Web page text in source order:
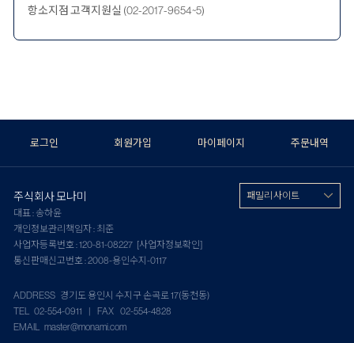
항소지점 고객지원실 (02-2017-9654~5)
로그인 회원가입 마이페이지 주문내역
주식회사 모나미
대표 : 송하윤
개인정보관리책임자 : 최준
사업자등록번호 : 120-81-08227 [사업자정보확인]
통신판매신고번호 : 2008-용인수지-0117
ADDRESS 경기도 용인시 수지구 손곡로 17(동천동)
TEL 02-554-0911 | FAX 02-554-4828
EMAIL master@monami.com
패밀리 사이트